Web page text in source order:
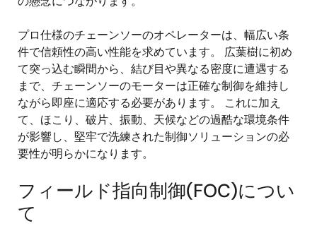
プロ仕様のチェーンソーのオペレーターは、幅広い条
件で信頼性の高い性能を求めています。 広葉樹に初め
て突っ込む瞬間から、結び目や異なる密度に遭遇する
まで、チェーンソーのモーターは正確な制御を維持し
ながら即座に適応する必要があります。 これに加え
て、ほこり、破片、振動、天候などの過酷な環境条件
が影響し、堅牢で洗練された制御ソリューションの必
要性が明らかになります。
フィールド指向制御(FOC)につい
て